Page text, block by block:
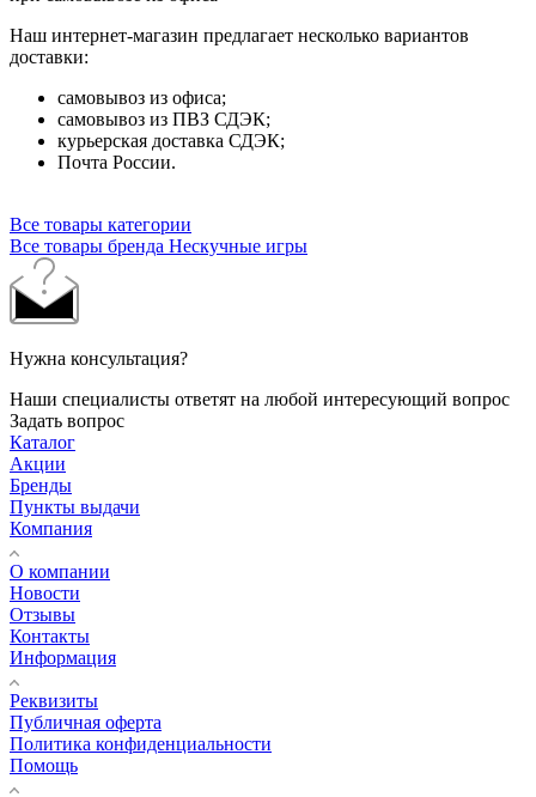
Наш интернет-магазин предлагает несколько вариантов
доставки:
самовывоз из офиса;
самовывоз из ПВЗ СДЭК;
курьерская доставка СДЭК;
Почта России.
Все товары категории
Все товары бренда Нескучные игры
Нужна консультация?
Наши специалисты ответят на любой интересующий вопрос
Задать вопрос
Каталог
Акции
Бренды
Пункты выдачи
Компания
О компании
Новости
Отзывы
Контакты
Информация
Реквизиты
Публичная оферта
Политика конфиденциальности
Помощь